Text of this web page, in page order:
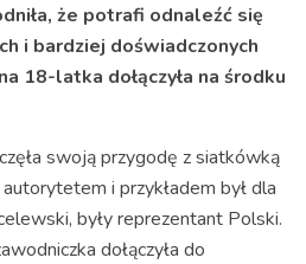
że potrafi odnaleźć się
i bardziej doświadczonych
18-latka dołączyła na środku
swoją przygodę z siatkówką
i przykładem był dla
były reprezentant Polski.
dołączyła do